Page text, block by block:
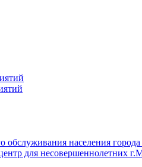
обслуживания населения
для несовершеннолетних